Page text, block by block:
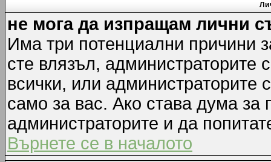
не мога да изпращам лични
Има три потенциални причини
сте влязъл, администраторите
всички, или
само за вас. Ако става дума за
администраторите и да
Върнете се в началото